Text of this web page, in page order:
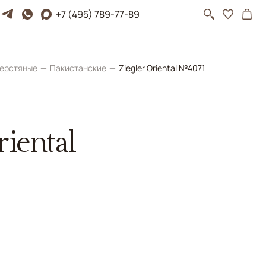
+7 (495) 789-77-89
Пакистанские Ziegler Oriental №4071